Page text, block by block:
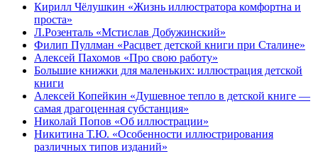
Кирилл Чёлушкин «Жизнь иллюстратора комфортна и
проста»
Л.Розенталь «Мстислав Добужинский»
Филип Пуллман «Расцвет детской книги при Сталине»
Алексей Пахомов «Про свою работу»
Большие книжки для маленьких: иллюстрация детской
книги
Алексей Копейкин «Душевное тепло в детской книге —
самая драгоценная субстанция»
Николай Попов «Об иллюстрации»
Никитина Т.Ю. «Особенности иллюстрирования
различных типов изданий»